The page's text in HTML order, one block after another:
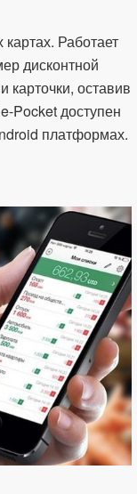
Работает
дисконтной
оставив
Pocket доступен
платформах.